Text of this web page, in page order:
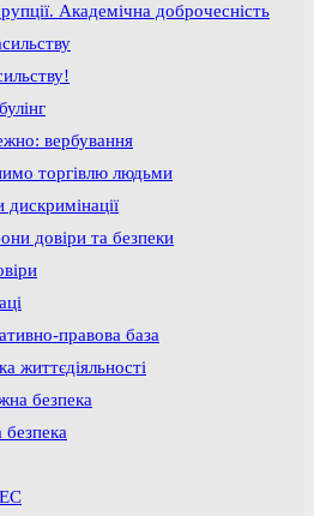
Академічна доброчесність
вербування
торгівлю людьми
довіри та безпеки
правова база
життєдіяльності
безпека